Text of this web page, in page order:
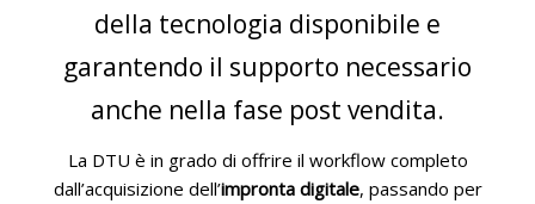
della tecnologia disponibile e
garantendo il supporto necessario
anche nella fase post vendita.
La DTU è in grado di offrire il workflow completo
dall’acquisizione dell’impronta digitale, passando per